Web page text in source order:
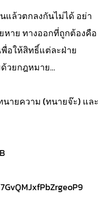
แล้วตกลงกันไม่ได้ อย่า
หาย ทางออกที่ถูกต้องคือ
พื่อให้สิทธิ์แต่ละฝ่าย
วยกฎหมาย…
ายความ (ทนายจ๊ะ) และ